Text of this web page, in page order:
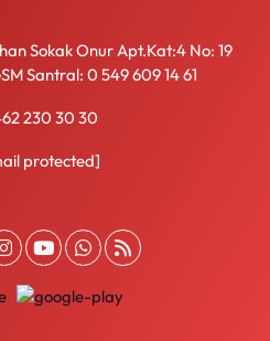
Sokak Onur Apt.Kat:4 No: 19
Santral: 0 549 609 14 61
230 30 30
protected]